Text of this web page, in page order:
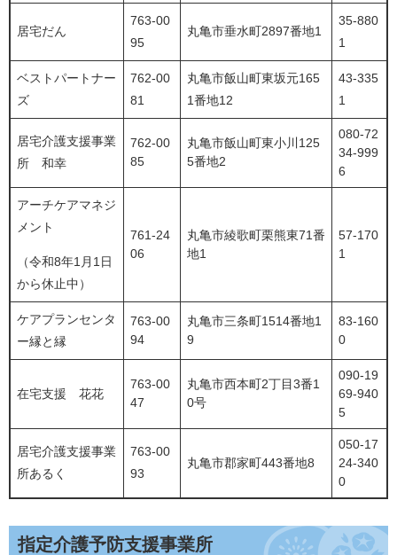
居宅だん
763-00
95
丸亀市垂水町2897番地1
35-880
1
ベストパートナー
ズ
762-00
81
丸亀市飯山町東坂元165
1番地12
43-335
1
居宅介護支援事業
所 和幸
762-00
85
丸亀市飯山町東小川125
5番地2
080-72
34-999
6
アーチケアマネジ
メント
（令和8年1月1日
から休止中）
761-24
06
丸亀市綾歌町栗熊東71番
地1
57-170
1
ケアプランセンタ
ー縁と縁
763-00
94
丸亀市三条町1514番地1
9
83-160
0
在宅支援 花花
763-00
47
丸亀市西本町2丁目3番1
0号
090-19
69-940
5
居宅介護支援事業
所あるく
763-00
93
丸亀市郡家町443番地8
050-17
24-340
0
指定介護予防支援事業所